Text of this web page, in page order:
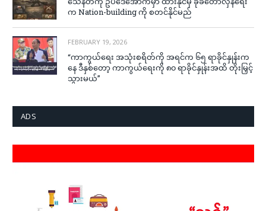
က Nation-building ကို စတင်နိုင်မည်
FEBRUARY 19, 2026
“ကာကွယ်ရေး အသုံးစရိတ်ကို အရင်က ၆၅ ရာခိုင်နှုန်းက
နေ ဒီနှစ်တော့ ကာကွယ်ရေးကို ၈၀ ရာခိုင်နှုန်းအထိ တိုးမြှင့်
သွားမယ်”
ADS